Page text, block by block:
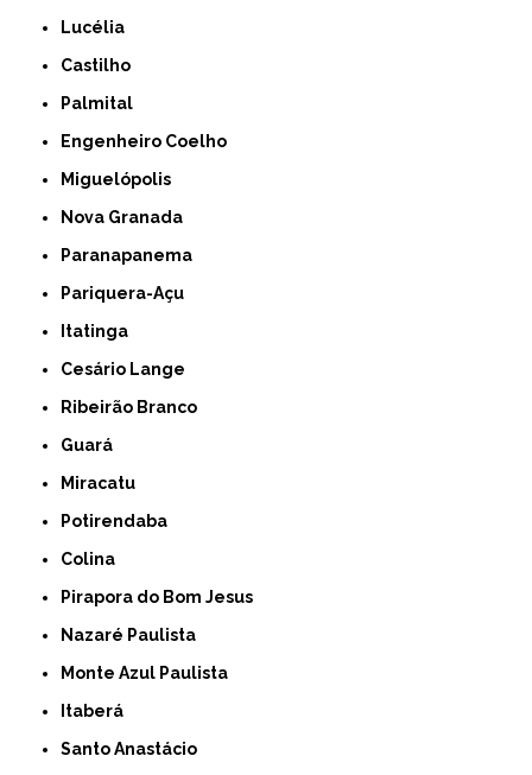
Lucélia
Castilho
Palmital
Engenheiro Coelho
Miguelópolis
Nova Granada
Paranapanema
Pariquera-Açu
Itatinga
Cesário Lange
Ribeirão Branco
Guará
Miracatu
Potirendaba
Colina
Pirapora do Bom Jesus
Nazaré Paulista
Monte Azul Paulista
Itaberá
Santo Anastácio